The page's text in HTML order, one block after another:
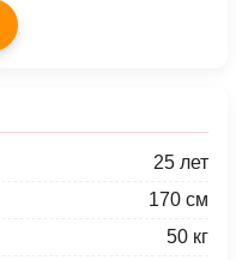
25 лет
170 см
50 кг